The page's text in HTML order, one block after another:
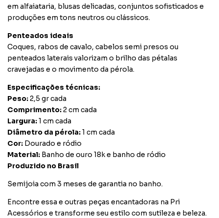
em alfaiataria, blusas delicadas, conjuntos sofisticados e
produções em tons neutros ou clássicos.
Penteados ideais
Coques, rabos de cavalo, cabelos semi presos ou
penteados laterais valorizam o brilho das pétalas
cravejadas e o movimento da pérola.
Especificações técnicas:
Peso:2,5 gr cada
Comprimento:2 cm cada
Largura:1 cm cada
Diâmetro da pérola:1 cm cada
Cor: Dourado e ródio
Material: Banho de ouro 18k e banho de ródio
Produzido no Brasil
Semijoia com 3 meses de garantia no banho.
Encontre essa e outras peças encantadoras na Pri
Acessórios e transforme seu estilo com sutileza e beleza.